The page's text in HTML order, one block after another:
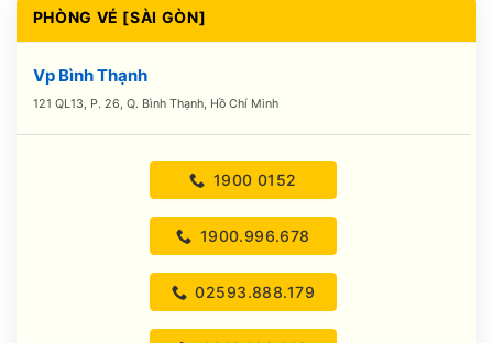
PHÒNG VÉ [SÀI GÒN]
Vp Bình Thạnh
121 QL13, P. 26, Q. Bình Thạnh, Hồ Chí Minh
1900 0152
1900.996.678
02593.888.179